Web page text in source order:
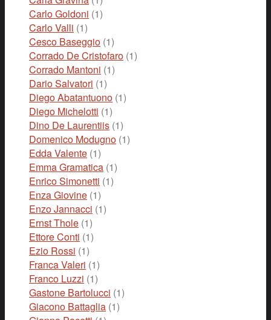
Carlo Goldoni (1)
Carlo Valli (1)
Cesco Baseggio (1)
Corrado De Cristofaro (1)
Corrado Mantoni (1)
Dario Salvatori (1)
Diego Abatantuono (1)
Diego Michelotti (1)
Dino De Laurentiis (1)
Domenico Modugno (1)
Edda Valente (1)
Emma Gramatica (1)
Enrico Simonetti (1)
Enza Giovine (1)
Enzo Jannacci (1)
Ernst Thole (1)
Ettore Conti (1)
Ezio Rossi (1)
Franca Valeri (1)
Franco Luzzi (1)
Gastone Bartolucci (1)
Giacono Battaglia (1)